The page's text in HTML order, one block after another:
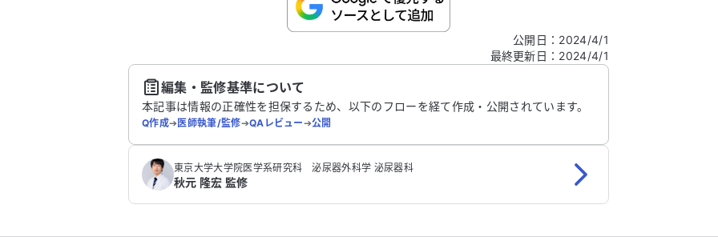
公開日 ： 2024/4/1
最終更新日 ： 2024/4/1
編集・監修基準について
本記事は情報の正確性を担保するため、以下のフローを経て作成・公開されています。
Q作成➔医師執筆/監修➔QAレビュー➔公開
東京大学大学院医学系研究科 泌尿器外科学 泌尿器科
秋元 隆宏 監修